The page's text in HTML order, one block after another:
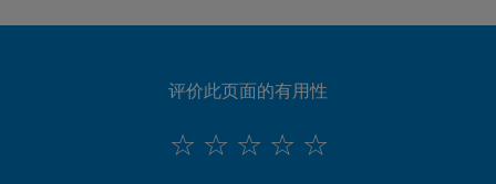
评价此页面的有用性